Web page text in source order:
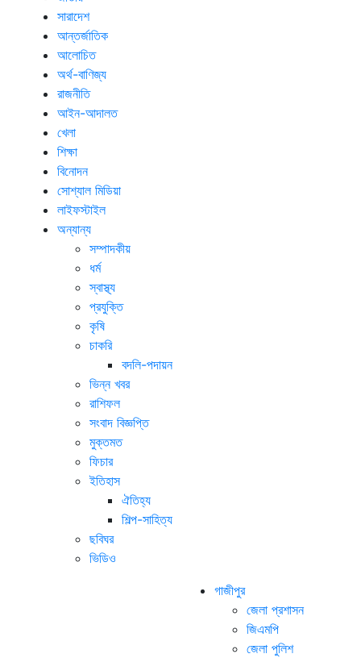
সারাদেশ
আন্তর্জাতিক
আলোচিত
অর্থ-বাণিজ্য
রাজনীতি
আইন-আদালত
খেলা
শিক্ষা
বিনোদন
সোশ্যাল মিডিয়া
লাইফস্টাইল
অন্যান্য
সম্পাদকীয়
ধর্ম
স্বাস্থ্য
প্রযুক্তি
কৃষি
চাকরি
বদলি-পদায়ন
ভিন্ন খবর
রাশিফল
সংবাদ বিজ্ঞপ্তি
মুক্তমত
ফিচার
ইতিহাস
ঐতিহ্য
শিল্প-সাহিত্য
ছবিঘর
ভিডিও
গাজীপুর
জেলা প্রশাসন
জিএমপি
জেলা পুলিশ